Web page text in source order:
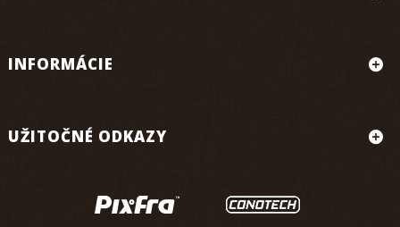
INFORMÁCIE
UŽITOČNÉ ODKAZY